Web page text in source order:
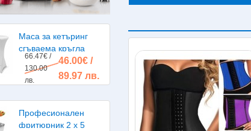
Маса за кетъринг
сгъваема кръгла
диаметър 80см.
66.47€ /
130.00
лв.
46.00€ /
89.97 лв.
Професионален
фритюрник 2 х 5